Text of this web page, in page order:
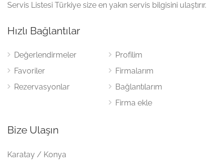
Servis Listesi Türkiye size en yakın servis bilgisini ulaştırır.
Hızlı Bağlantılar
Değerlendirmeler
Favoriler
Rezervasyonlar
Profilim
Firmalarım
Bağlantılarım
Firma ekle
Bize Ulaşın
Karatay / Konya